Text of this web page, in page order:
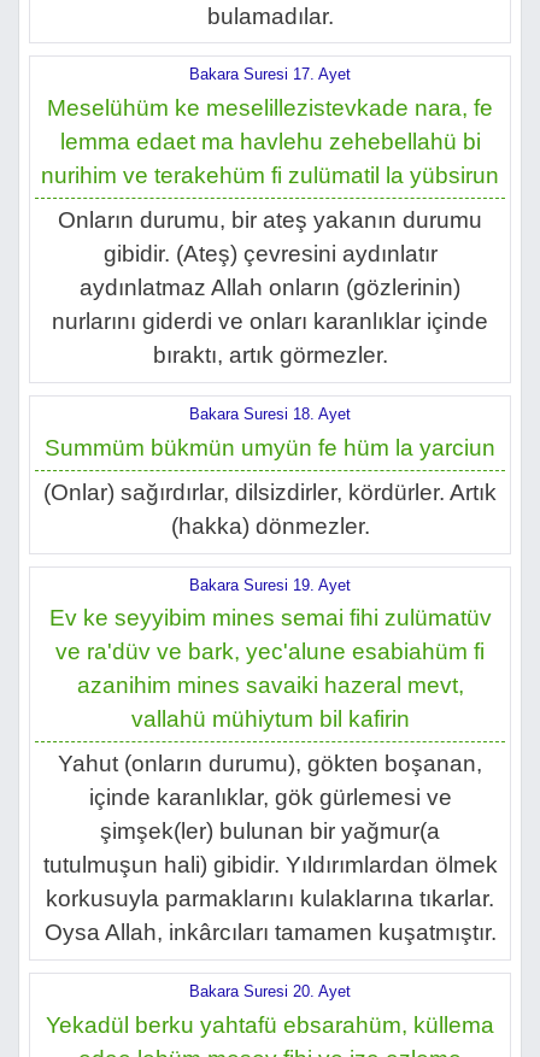
bulamadılar.
Bakara Suresi 17. Ayet
Meselühüm ke meselillezistevkade nara, fe
lemma edaet ma havlehu zehebellahü bi
nurihim ve terakehüm fi zulümatil la yübsirun
Onların durumu, bir ateş yakanın durumu
gibidir. (Ateş) çevresini aydınlatır
aydınlatmaz Allah onların (gözlerinin)
nurlarını giderdi ve onları karanlıklar içinde
bıraktı, artık görmezler.
Bakara Suresi 18. Ayet
Summüm bükmün umyün fe hüm la yarciun
(Onlar) sağırdırlar, dilsizdirler, kördürler. Artık
(hakka) dönmezler.
Bakara Suresi 19. Ayet
Ev ke seyyibim mines semai fihi zulümatüv
ve ra'düv ve bark, yec'alune esabiahüm fi
azanihim mines savaiki hazeral mevt,
vallahü mühiytum bil kafirin
Yahut (onların durumu), gökten boşanan,
içinde karanlıklar, gök gürlemesi ve
şimşek(ler) bulunan bir yağmur(a
tutulmuşun hali) gibidir. Yıldırımlardan ölmek
korkusuyla parmaklarını kulaklarına tıkarlar.
Oysa Allah, inkârcıları tamamen kuşatmıştır.
Bakara Suresi 20. Ayet
Yekadül berku yahtafü ebsarahüm, küllema